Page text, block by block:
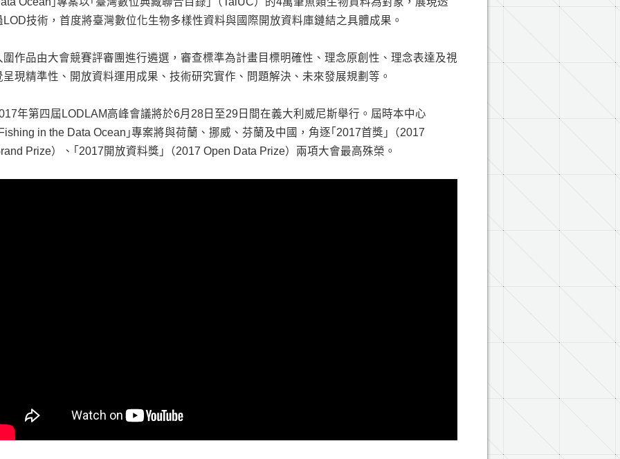
LOD技術，首度將臺灣數位化生物多樣性資料與國際開放資料庫鏈結之具體成果。
圍作品由大會競賽評審團進行遴選，審查標準為計畫目標明確性、理念原創性、理念表達及視
呈現精準性、開放資料運用成果、技術研究實作、問題解決、未來發展規劃等。
年第四屆LODLAM高峰會議將於6月28日至29日間在義大利威尼斯舉行。屆時本中心
in the Data Ocean｣專案將與荷蘭、挪威、芬蘭及中國，角逐｢2017首獎｣（2017
Prize）、｢2017開放資料獎｣（2017 Open Data Prize）兩項大會最高殊榮。